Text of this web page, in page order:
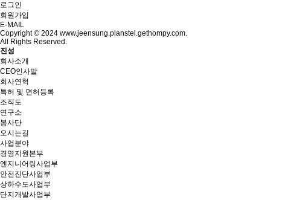
로그인
회원가입
E-MAIL
Copyright © 2024 www.jeensung.planstel.gethompy.com.
All Rights Reserved.
진성
회사소개
CEO인사말
회사연혁
특허 및 면허등록
조직도
연구소
봉사단
오시는길
사업분야
경영지원본부
엔지니어링사업부
안전진단사업부
상하수도사업부
단지개발사업부